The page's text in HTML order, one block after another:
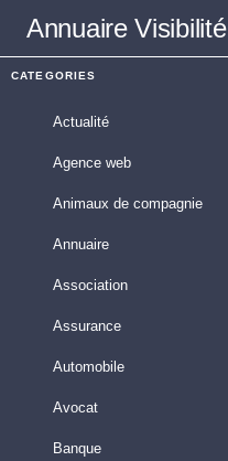
Annuaire Visibilité
CATEGORIES
Actualité
Agence web
Animaux de compagnie
Annuaire
Association
Assurance
Automobile
Avocat
Banque